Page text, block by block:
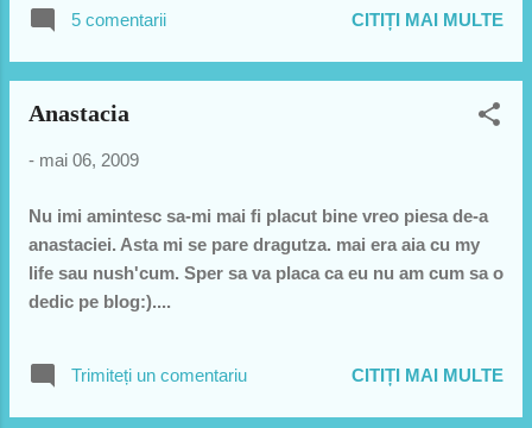
5 comentarii CITIȚI MAI MULTE
Anastacia
- mai 06, 2009
Nu imi amintesc sa-mi mai fi placut bine vreo piesa de-a
anastaciei. Asta mi se pare dragutza. mai era aia cu my
life sau nush'cum. Sper sa va placa ca eu nu am cum sa o
dedic pe blog:)....
Trimiteți un comentariu CITIȚI MAI MULTE